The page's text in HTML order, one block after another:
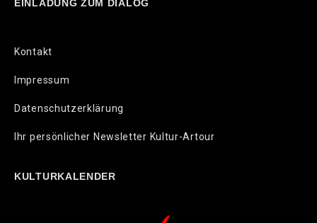
EINLADUNG ZUM DIALOG
Kontakt
Impressum
Datenschutzerklärung
Ihr persönlicher Newsletter Kultur-Artour
KULTURKALENDER